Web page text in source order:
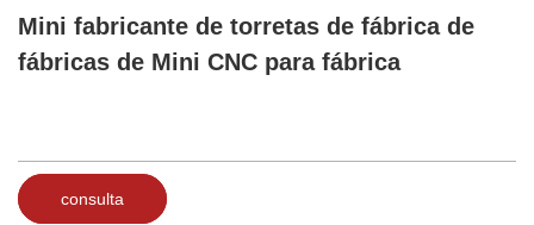
Mini fabricante de torretas de fábrica de
fábricas de Mini CNC para fábrica
consulta